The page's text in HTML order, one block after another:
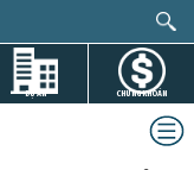
DỰ ÁN CHỨNG KHOÁN